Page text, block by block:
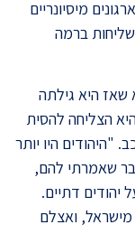
מיסיונריים
ברמה
שאז היא גילתה
הצליחה להסית
"היהודים היו יותר
שאמרתי להם,
יהודים דתיים.
מישראל, ואצלם